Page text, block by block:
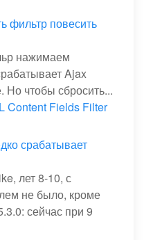
фильтр повесить
нажимаем
Ajax
Но чтобы сбросить...
Content Fields Filter
срабатывает
лет 8-10, с
не было, кроме
сейчас при 9